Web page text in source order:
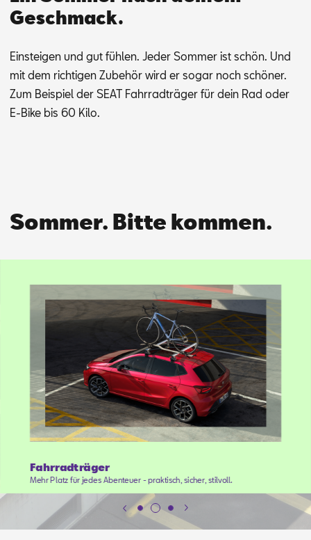
Geschmack.
Ein­stei­gen und gut füh­len. Je­der Som­mer ist schön. Und
mit dem rich­ti­gen Zu­be­hör wird er so­gar noch schö­ner.
Zum Bei­spiel der SEAT Fahr­rad­trä­ger für dein Rad oder
E-Bike bis 60 Kilo.
Sommer. Bitte kommen.
Fahrradträger
Mehr Platz für jedes Abenteuer - praktisch, sicher, stilvoll.